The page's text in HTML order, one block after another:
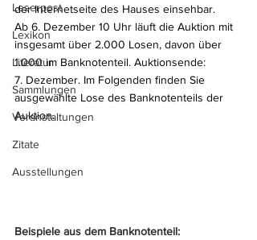
Leserpost
Lexikon
Literatur
Sammlungen
Veranstaltungen
Zitate
Ausstellungen
der Internetseite des Hauses einsehbar.
Ab 6. Dezember 10 Uhr läuft die Auktion mit
insgesamt über 2.000 Losen, davon über
1.000 im Banknotenteil. Auktionsende:
7. Dezember. Im Folgenden finden Sie
ausgewählte Lose des Banknotenteils der
Auktion.
Beispiele aus dem Banknotenteil: